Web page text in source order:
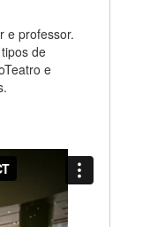
e professor.
de
e